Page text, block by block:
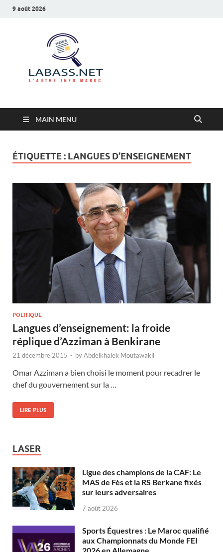
9 août 2026
MAIN MENU
ÉTIQUETTE : LANGUES D’ENSEIGNEMENT
POLITIQUE
Langues d’enseignement: la froide
réplique d’Azziman à Benkirane
21 décembre 2015 - byAbdelkhalek Moutawakil
Omar Azziman a bien choisi le moment pour recadrer le
chef du gouvernement sur la …
LIRE PLUS
LASER
Ligue des champions de la CAF: Le
MAS de Fès et la RS Berkane fixés
sur leurs adversaires
7 août 2026
Sports Équestres : Le Maroc qualifié
aux Championnats du Monde FEI